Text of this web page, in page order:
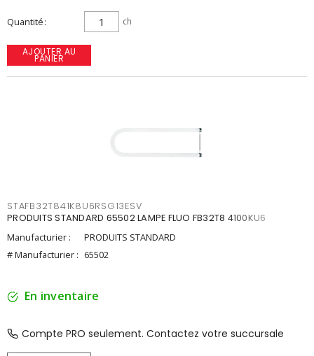
Quantité ch
AJOUTER AU
PANIER
STAFB32T841K8U6RSG13ESV
PRODUITS STANDARD 65502 LAMPE FLUO FB32T8 4100KU6
Manufacturier :
PRODUITS STANDARD
# Manufacturier : 65502
En inventaire
Compte PRO seulement. Contactez votre succursale